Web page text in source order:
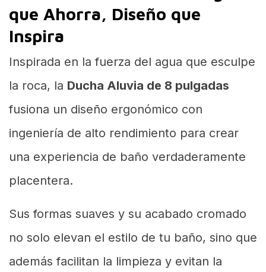
que Ahorra, Diseño que
Inspira
Inspirada en la fuerza del agua que esculpe
la roca, la Ducha Aluvia de 8 pulgadas
fusiona un diseño ergonómico con
ingeniería de alto rendimiento para crear
una experiencia de baño verdaderamente
placentera.
Sus formas suaves y su acabado cromado
no solo elevan el estilo de tu baño, sino que
además facilitan la limpieza y evitan la